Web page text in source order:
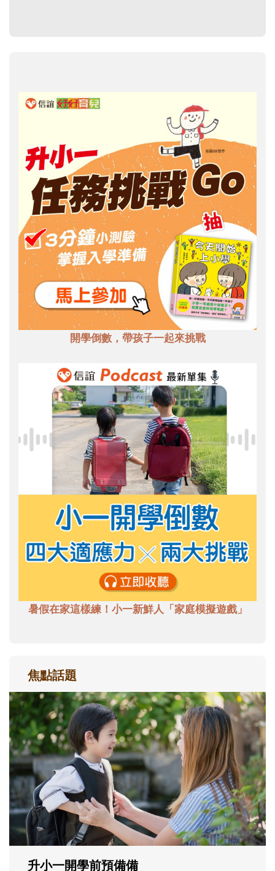
開學倒數，帶孩子一起來挑戰
暑假在家這樣練！小一新鮮人「家庭模擬遊戲」
焦點話題
和孩子一起長大的那個男人│讀懂父親的
不同模樣
沒有人天生就擅長當爸爸！男人總是在一次
次「前所未有」的體驗中，跟著孩子一起長
大。從給予安全感的肢體遊戲，到獨立自
主、角色認同及解決問題的能力養成。爸爸
正嘗試用不同的模樣，參與孩子每個重要的